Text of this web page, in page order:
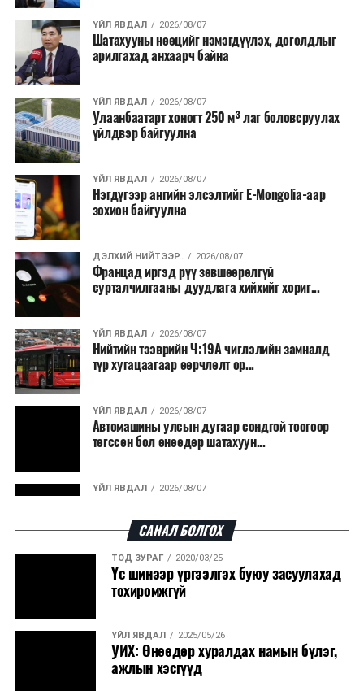
талаас илүү нь Орегон болон Вашингтон мужид
бүртгэгдсэн байна. Цаг уурын байгууллагууд ойрын
өдрүүдэд агаарын температур дахин огцом
нэмэгдэж, хуурайшилт эрчимжих төлөвтэй байгааг
анхааруулсан бөгөөд энэ нь гал унтраах ажиллагаанд
шинэ сорилт учруулж болзошгүйг онцолжээ.
ҮЙЛ ЯВДАЛ 2026/08/07
Шатахууны нөөцийг нэмэгдүүлэх, доголдлыг
арилгахад анхаарч байна
ҮЙЛ ЯВДАЛ 2026/08/07
Улаанбаатарт хоногт 250 м³ лаг боловсруулах
үйлдвэр байгуулна
ҮЙЛ ЯВДАЛ 2026/08/07
Нэгдүгээр ангийн элсэлтийг E-Mongolia-аар
зохион байгуулна
ДЭЛХИЙ НИЙТЭЭР.. 2026/08/07
Францад иргэд рүү зөвшөөрөлгүй
сурталчилгааны дуудлага хийхийг хориг...
ҮЙЛ ЯВДАЛ 2026/08/07
Нийтийн тээврийн Ч:19А чиглэлийн замналд
түр хугацаагаар өөрчлөлт ор...
ҮЙЛ ЯВДАЛ 2026/08/07
Автомашины улсын дугаар сондгой тоогоор
төгссөн бол өнөөдөр шатахуун...
ҮЙЛ ЯВДАЛ 2026/08/07
ДЭЛХИЙ НИЙТЭЭР.. 2026/08/06
“Уралдронзавод” компанийн ерөнхий
захирлын автомашиныг дэлбэлжээ...
ҮЙЛ ЯВДАЛ
Сүхбаатар боомтоор тав хоногт 10 мянга гаруй
тонн АИ-92 автобензин и...
САНАЛ БОЛГОХ
ТОД ЗУРАГ 2020/03/25
Үс шинээр үргээлгэх буюу засуулахад
тохиромжгүй
ҮЙЛ ЯВДАЛ 2025/05/26
УИХ: Өнөөдөр хуралдах намын бүлэг,
ажлын хэсгүүд